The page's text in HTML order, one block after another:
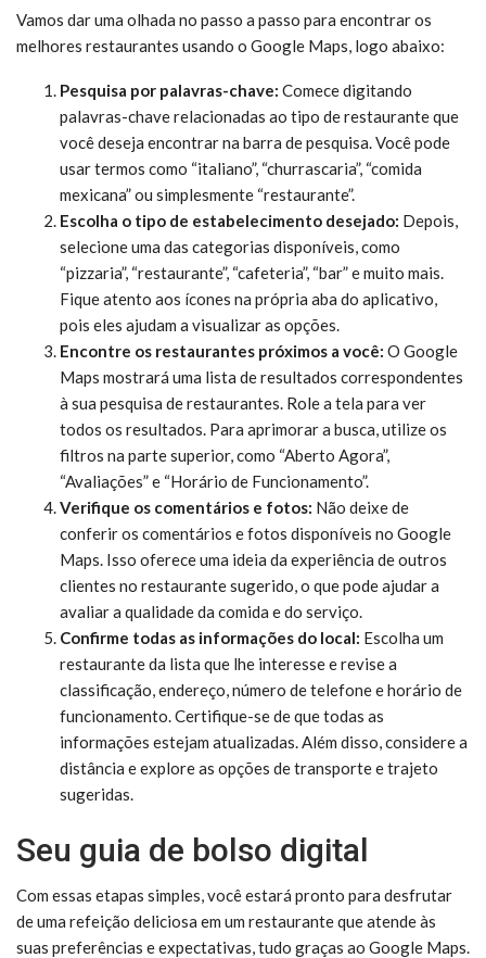
Vamos dar uma olhada no passo a passo para encontrar os
melhores restaurantes usando o Google Maps, logo abaixo:
Pesquisa por palavras-chave: Comece digitando
palavras-chave relacionadas ao tipo de restaurante que
você deseja encontrar na barra de pesquisa. Você pode
usar termos como “italiano”, “churrascaria”, “comida
mexicana” ou simplesmente “restaurante”.
Escolha o tipo de estabelecimento desejado: Depois,
selecione uma das categorias disponíveis, como
“pizzaria”, “restaurante”, “cafeteria”, “bar” e muito mais.
Fique atento aos ícones na própria aba do aplicativo,
pois eles ajudam a visualizar as opções.
Encontre os restaurantes próximos a você: O Google
Maps mostrará uma lista de resultados correspondentes
à sua pesquisa de restaurantes. Role a tela para ver
todos os resultados. Para aprimorar a busca, utilize os
filtros na parte superior, como “Aberto Agora”,
“Avaliações” e “Horário de Funcionamento”.
Verifique os comentários e fotos: Não deixe de
conferir os comentários e fotos disponíveis no Google
Maps. Isso oferece uma ideia da experiência de outros
clientes no restaurante sugerido, o que pode ajudar a
avaliar a qualidade da comida e do serviço.
Confirme todas as informações do local: Escolha um
restaurante da lista que lhe interesse e revise a
classificação, endereço, número de telefone e horário de
funcionamento. Certifique-se de que todas as
informações estejam atualizadas. Além disso, considere a
distância e explore as opções de transporte e trajeto
sugeridas.
Seu guia de bolso digital
Com essas etapas simples, você estará pronto para desfrutar
de uma refeição deliciosa em um restaurante que atende às
suas preferências e expectativas, tudo graças ao Google Maps.